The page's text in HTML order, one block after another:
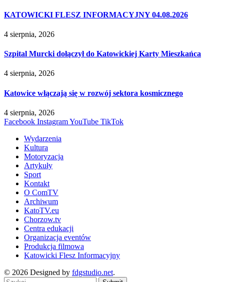
KATOWICKI FLESZ INFORMACYJNY 04.08.2026
4 sierpnia, 2026
Szpital Murcki dołączył do Katowickiej Karty Mieszkańca
4 sierpnia, 2026
Katowice włączają się w rozwój sektora kosmicznego
4 sierpnia, 2026
Facebook InstagramYouTube TikTok
Wydarzenia
Kultura
Motoryzacja
Artykuły
Sport
Kontakt
O ComTV
Archiwum
KatoTV.eu
Chorzow.tv
Centra edukacji
Organizacja eventów
Produkcja filmowa
Katowicki Flesz Informacyjny
© 2026 Designed by fdgstudio.net.